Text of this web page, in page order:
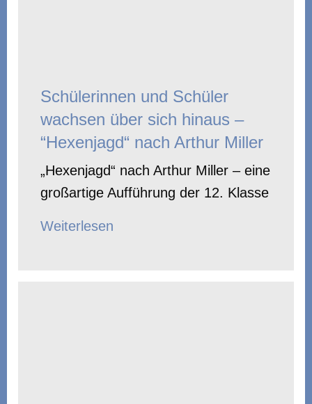
Schülerinnen und Schüler
wachsen über sich hinaus –
“Hexenjagd“ nach Arthur Miller
„Hexenjagd“ nach Arthur Miller – eine
großartige Aufführung der 12. Klasse
Weiterlesen